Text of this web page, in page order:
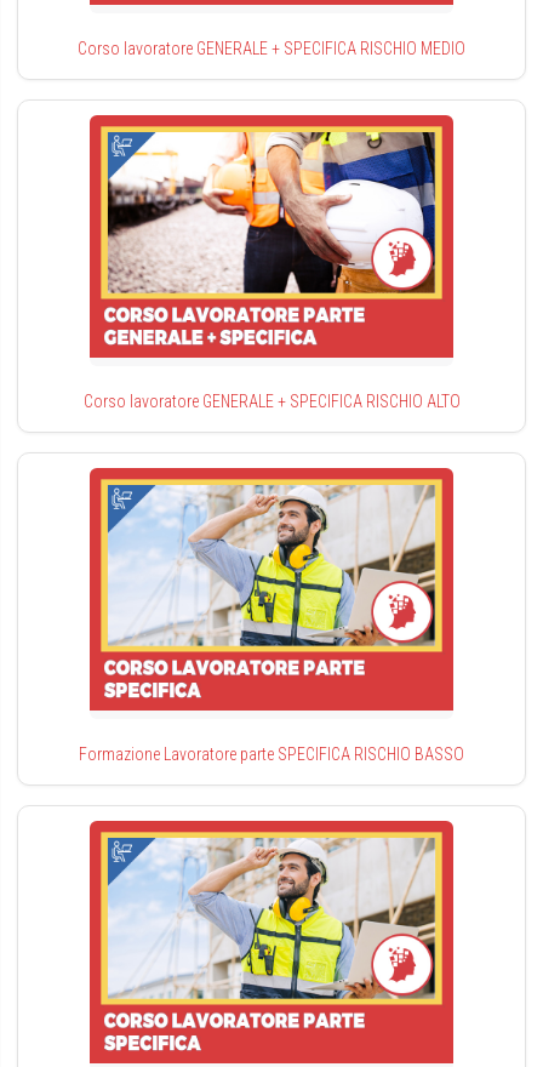
Corso lavoratore GENERALE + SPECIFICA RISCHIO MEDIO
Corso lavoratore GENERALE + SPECIFICA RISCHIO ALTO
Formazione Lavoratore parte SPECIFICA RISCHIO BASSO